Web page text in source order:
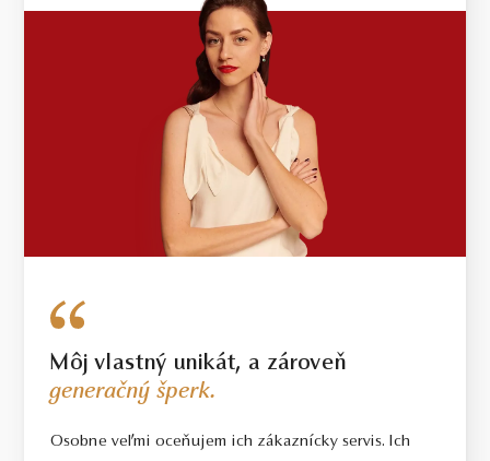
Môj vlastný unikát, a zároveň
generačný šperk.
Osobne veľmi oceňujem ich zákaznícky servis. Ich